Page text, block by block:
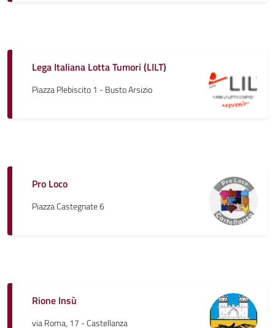
Lega Italiana Lotta Tumori (LILT)
Piazza Plebiscito 1 - Busto Arsizio
Pro Loco
Piazza Castegnate 6
Rione Insù
via Roma, 17 - Castellanza